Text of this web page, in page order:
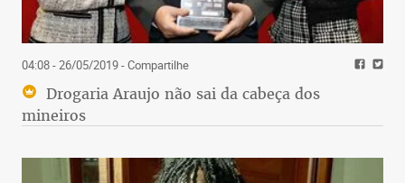
04:08 - 26/05/2019- Compartilhe
Drogaria Araujo não sai da cabeça dos
mineiros